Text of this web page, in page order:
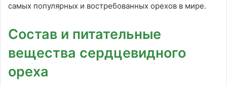
самых популярных и востребованных орехов в мире.
Состав и питательные
вещества сердцевидного
ореха